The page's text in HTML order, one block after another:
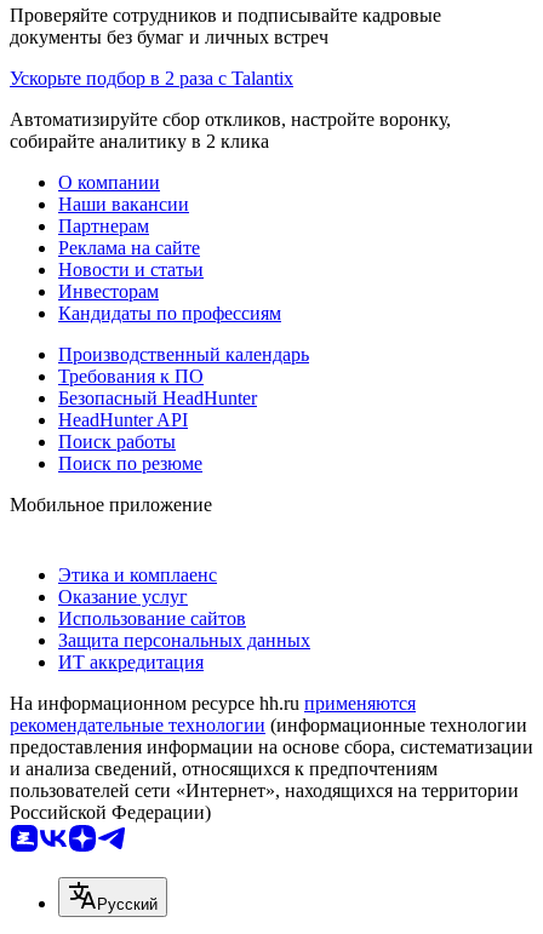
Проверяйте сотрудников и подписывайте кадровые
документы без бумаг и личных встреч
Ускорьте подбор в 2 раза с Talantix
Автоматизируйте сбор откликов, настройте воронку,
собирайте аналитику в 2 клика
О компании
Наши вакансии
Партнерам
Реклама на сайте
Новости и статьи
Инвесторам
Кандидаты по профессиям
Производственный календарь
Требования к ПО
Безопасный HeadHunter
HeadHunter API
Поиск работы
Поиск по резюме
Мобильное приложение
Этика и комплаенс
Оказание услуг
Использование сайтов
Защита персональных данных
ИТ аккредитация
На информационном ресурсе hh.ru применяются
рекомендательные технологии (информационные технологии
предоставления информации на основе сбора, систематизации
и анализа сведений, относящихся к предпочтениям
пользователей сети «Интернет», находящихся на территории
Российской Федерации)
Русский